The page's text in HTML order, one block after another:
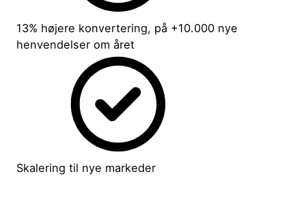
13% højere konvertering, på +10.000 nye
henvendelser om året
Skalering til nye markeder